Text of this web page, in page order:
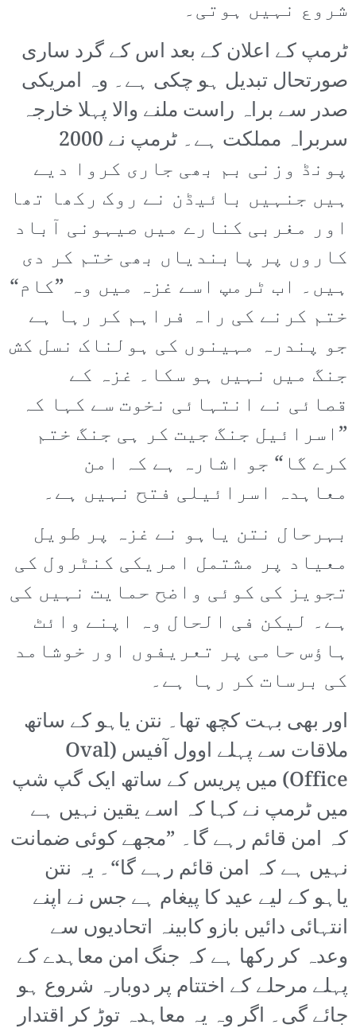
شروع نہیں ہوتی۔
ٹرمپ کے اعلان کے بعد اس کے گرد ساری
صورتحال تبدیل ہو چکی ہے۔ وہ امریکی
صدر سے براہ راست ملنے والا پہلا خارجہ
سربراہ مملکت ہے۔ ٹرمپ نے 2000
پونڈ وزنی بم بھی جاری کروا دیے
ہیں جنہیں بائیڈن نے روک رکھا تھا
اور مغربی کنارے میں صیہونی آباد
کاروں پر پابندیاں بھی ختم کر دی
ہیں۔ اب ٹرمپ اسے غزہ میں وہ ”کام“
ختم کرنے کی راہ فراہم کر رہا ہے
جو پندرہ مہینوں کی ہولناک نسل کش
جنگ میں نہیں ہو سکا۔ غزہ کے
قصائی نے انتہائی نخوت سے کہا کہ
”اسرائیل جنگ جیت کر ہی جنگ ختم
کرے گا“ جو اشارہ ہے کہ امن
معاہدہ اسرائیلی فتح نہیں ہے۔
بہرحال نتن یاہو نے غزہ پر طویل
معیاد پر مشتمل امریکی کنٹرول کی
تجویز کی کوئی واضح حمایت نہیں کی
ہے۔ لیکن فی الحال وہ اپنے وائٹ
ہاؤس حامی پر تعریفوں اور خوشامد
کی برسات کر رہا ہے۔
اور بھی بہت کچھ تھا۔ نتن یاہو کے ساتھ
ملاقات سے پہلے اوول آفیس (Oval
Office) میں پریس کے ساتھ ایک گپ شپ
میں ٹرمپ نے کہا کہ اسے یقین نہیں ہے
کہ امن قائم رہے گا۔ ”مجھے کوئی ضمانت
نہیں ہے کہ امن قائم رہے گا“۔ یہ نتن
یاہو کے لیے عید کا پیغام ہے جس نے اپنے
انتہائی دائیں بازو کابینہ اتحادیوں سے
وعدہ کر رکھا ہے کہ جنگ امن معاہدے کے
پہلے مرحلے کے اختتام پر دوبارہ شروع ہو
جائے گی۔ اگر وہ یہ معاہدہ توڑ کر اقتدار